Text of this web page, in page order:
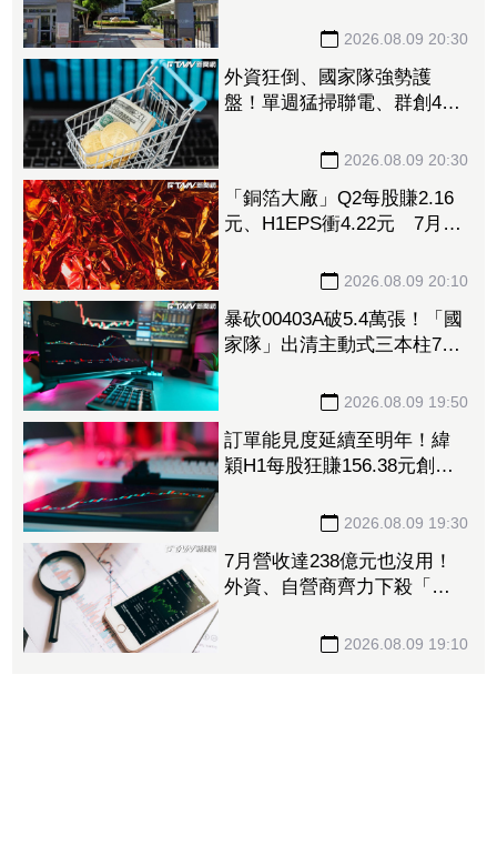
2026.08.09 20:30
外資狂倒、國家隊強勢護
盤！單週猛掃聯電、群創4萬
2026.08.09 20:30
「銅箔大廠」Q2每股賺2.16
元、H1EPS衝4.22元 7月營
2026.08.09 20:10
暴砍00403A破5.4萬張！「國
家隊」出清主動式三本柱7萬
2026.08.09 19:50
訂單能見度延續至明年！緯
穎H1每股狂賺156.38元創同
2026.08.09 19:30
7月營收達238億元也沒用！
外資、自營商齊力下殺「這
2026.08.09 19:10